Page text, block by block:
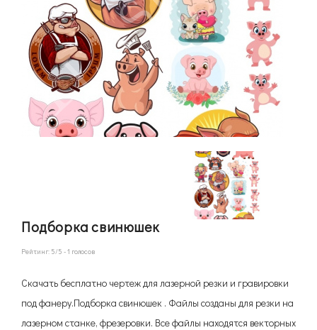
Подборка свинюшек
Рейтинг: 5/5 -1 голосов
Скачать бесплатно чертеж для лазерной резки и гравировки
под фанеру.Подборка свинюшек . Файлы созданы для резки на
лазерном станке, фрезеровки. Все файлы находятся векторных